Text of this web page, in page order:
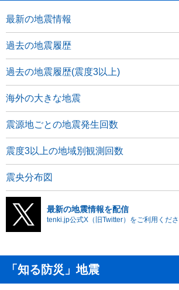
最新の地震情報
過去の地震履歴
過去の地震履歴(震度3以上)
海外の大きな地震
震源地ごとの地震発生回数
震度3以上の地域別観測回数
震央分布図
最新の地震情報を配信
tenki.jp公式X（旧Twitter）をご利用くださ
「知る防災」地震